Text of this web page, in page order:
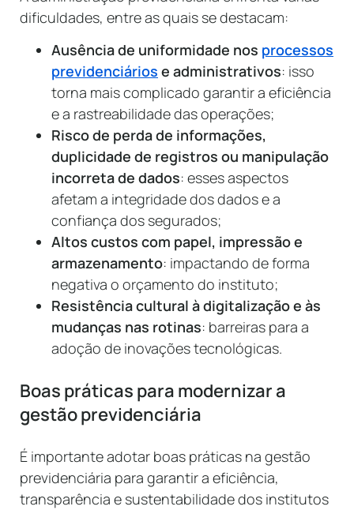
dificuldades, entre as quais se destacam:
Ausência de uniformidade nos processos
previdenciários e administrativos: isso
torna mais complicado garantir a eficiência
e a rastreabilidade das operações;
Risco de perda de informações,
duplicidade de registros ou manipulação
incorreta de dados: esses aspectos
afetam a integridade dos dados e a
confiança dos segurados;
Altos custos com papel, impressão e
armazenamento: impactando de forma
negativa o orçamento do instituto;
Resistência cultural à digitalização e às
mudanças nas rotinas: barreiras para a
adoção de inovações tecnológicas.
Boas práticas para modernizar a
gestão previdenciária
É importante adotar boas práticas na gestão
previdenciária para garantir a eficiência,
transparência e sustentabilidade dos institutos